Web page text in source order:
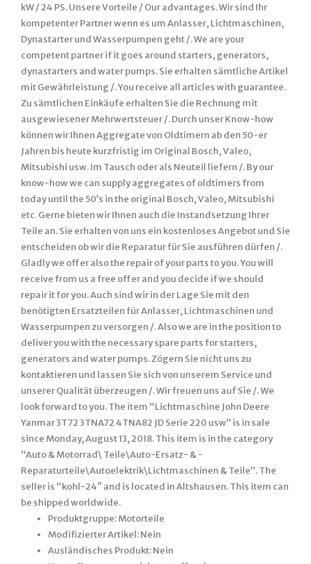
kW / 24 PS. Unsere Vorteile / Our advantages. Wir sind Ihr
kompetenter Partner wenn es um Anlasser, Lichtmaschinen,
Dynastarter und Wasserpumpen geht /. We are your
competent partner if it goes around starters, generators,
dynastarters and water pumps. Sie erhalten sämtliche Artikel
mit Gewährleistung /. You receive all articles with guarantee.
Zu sämtlichen Einkäufe erhalten Sie die Rechnung mit
ausgewiesener Mehrwertsteuer /. Durch unser Know-how
können wir Ihnen Aggregate von Oldtimern ab den 50-er
Jahren bis heute kurzfristig im Original Bosch, Valeo,
Mitsubishi usw. Im Tausch oder als Neuteil liefern /. By our
know-how we can supply aggregates of oldtimers from
today until the 50’s in the original Bosch, Valeo, Mitsubishi
etc. Gerne bieten wir Ihnen auch die Instandsetzung Ihrer
Teile an. Sie erhalten von uns ein kostenloses Angebot und Sie
entscheiden ob wir die Reparatur für Sie ausführen dürfen /.
Gladly we offer also the repair of your parts to you. You will
receive from us a free offer and you decide if we should
repair it for you. Auch sind wir in der Lage Sie mit den
benötigten Ersatzteilen für Anlasser, Lichtmaschinen und
Wasserpumpen zu versorgen /. Also we are in the position to
deliver you with the necessary spare parts for starters,
generators and water pumps. Zögern Sie nicht uns zu
kontaktieren und lassen Sie sich von unserem Service und
unserer Qualität überzeugen /. Wir freuen uns auf Sie /. We
look forward to you. The item “Lichtmaschine John Deere
Yanmar 3T72 3TNA72 4TNA82 JD Serie 220 usw” is in sale
since Monday, August 13, 2018. This item is in the category
“Auto & Motorrad\ Teile\Auto-Ersatz- & -
Reparaturteile\Autoelektrik\Lichtmaschinen & Teile”. The
seller is “kohl-24″ and is located in Altshausen. This item can
be shipped worldwide.
Produktgruppe: Motorteile
Modifizierter Artikel: Nein
Ausländisches Produkt: Nein